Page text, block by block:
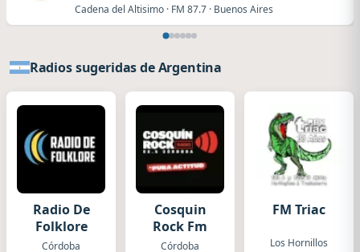
Cadena del Altisimo · FM 87.7 · Buenos Aires
Radios sugeridas de Argentina
Radio De
Folklore
Córdoba
Cosquin
Rock Fm
Córdoba
FM Triac
Los Hornillos